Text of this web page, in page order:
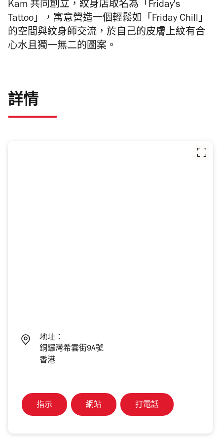
Kam 共同創立，紋身店取名為「Friday's
Tattoo」，寓意營造一個輕鬆如「Friday Chill」
的空間與紋身師交流，於自己的皮膚上紋有合
心水且獨一無二的圖案。
詳情
地址：
銅鑼灣希雲街9A號
香港
指示 網站 打電話